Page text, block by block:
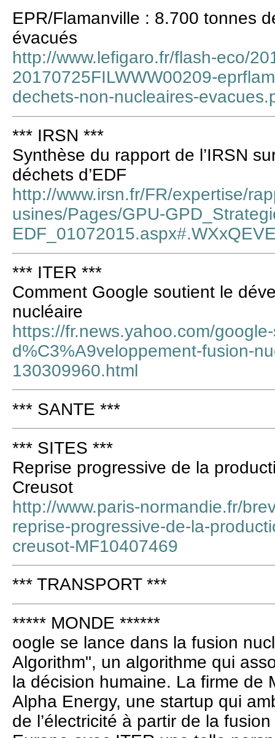
EPR/Flamanville : 8.700 tonnes
évacués
http://www.lefigaro.fr/flash-eco/
20170725FILWWW00209-
dechets-non-nucleaires-
*** IRSN ***
Synthèse du rapport de l’IRSN
déchets d’EDF
http://www.irsn.fr/FR/expertise/
usines/Pages/GPU-
*** ITER ***
Comment Google soutient le
nucléaire
https://fr.news.yahoo.com/
d%C3%A9veloppement-fusion-
130309960.html
*** SANTE ***
*** SITES ***
Reprise progressive de la
Creusot
http://www.paris-normandie.fr/
reprise-progressive-de-la-
creusot-MF10407469
*** TRANSPORT ***
***** MONDE ******
oogle se lance dans la fusion
Algorithm", un algorithme qui
la décision humaine. La firme de
Alpha Energy, une startup qui
de l’électricité à partir de la